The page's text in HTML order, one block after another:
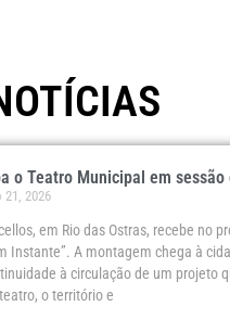
o Teatro Municipal em
2026
em Rio das Ostras, recebe no
Instante”. A montagem chega à
à circulação de um projeto
o território e